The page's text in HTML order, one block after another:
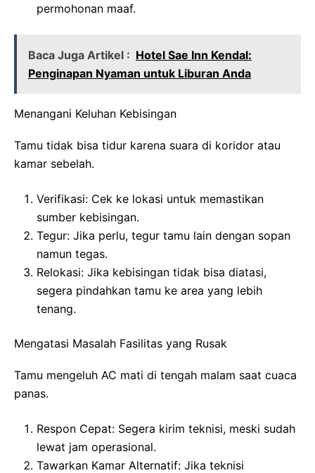
permohonan maaf.
Baca Juga Artikel : Hotel Sae Inn Kendal:
Penginapan Nyaman untuk Liburan Anda
Menangani Keluhan Kebisingan
Tamu tidak bisa tidur karena suara di koridor atau
kamar sebelah.
Verifikasi: Cek ke lokasi untuk memastikan
sumber kebisingan.
Tegur: Jika perlu, tegur tamu lain dengan sopan
namun tegas.
Relokasi: Jika kebisingan tidak bisa diatasi,
segera pindahkan tamu ke area yang lebih
tenang.
Mengatasi Masalah Fasilitas yang Rusak
Tamu mengeluh AC mati di tengah malam saat cuaca
panas.
Respon Cepat: Segera kirim teknisi, meski sudah
lewat jam operasional.
Tawarkan Kamar Alternatif: Jika teknisi